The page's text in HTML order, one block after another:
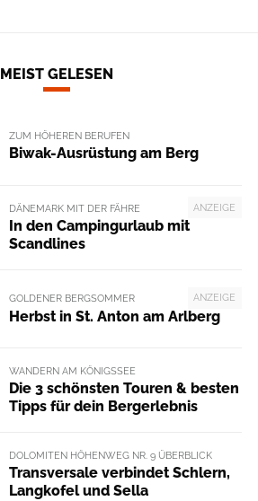
MEIST GELESEN
ZUM HÖHEREN BERUFEN
Biwak-Ausrüstung am Berg
ANZEIGE
DÄNEMARK MIT DER FÄHRE
In den Campingurlaub mit
Scandlines
ANZEIGE
GOLDENER BERGSOMMER
Herbst in St. Anton am Arlberg
WANDERN AM KÖNIGSSEE
Die 3 schönsten Touren & besten
Tipps für dein Bergerlebnis
DOLOMITEN HÖHENWEG NR. 9 ÜBERBLICK
Transversale verbindet Schlern,
Langkofel und Sella